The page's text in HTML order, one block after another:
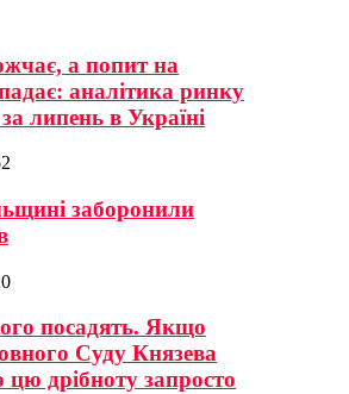
а попит на
аналітика ринку
липень в Україні
заборонили
посадять. Якщо
Суду Князева
цю дрібноту запросто